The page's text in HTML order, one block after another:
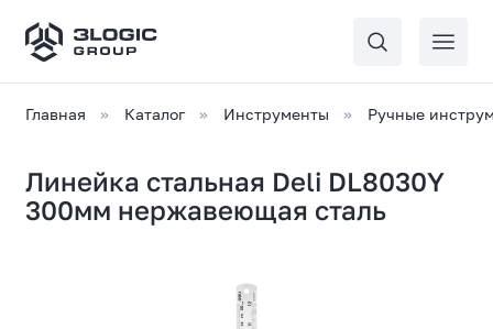
Главная Каталог Инструменты Ручные
Линейка стальная Deli DL8030Y
300мм нержавеющая сталь